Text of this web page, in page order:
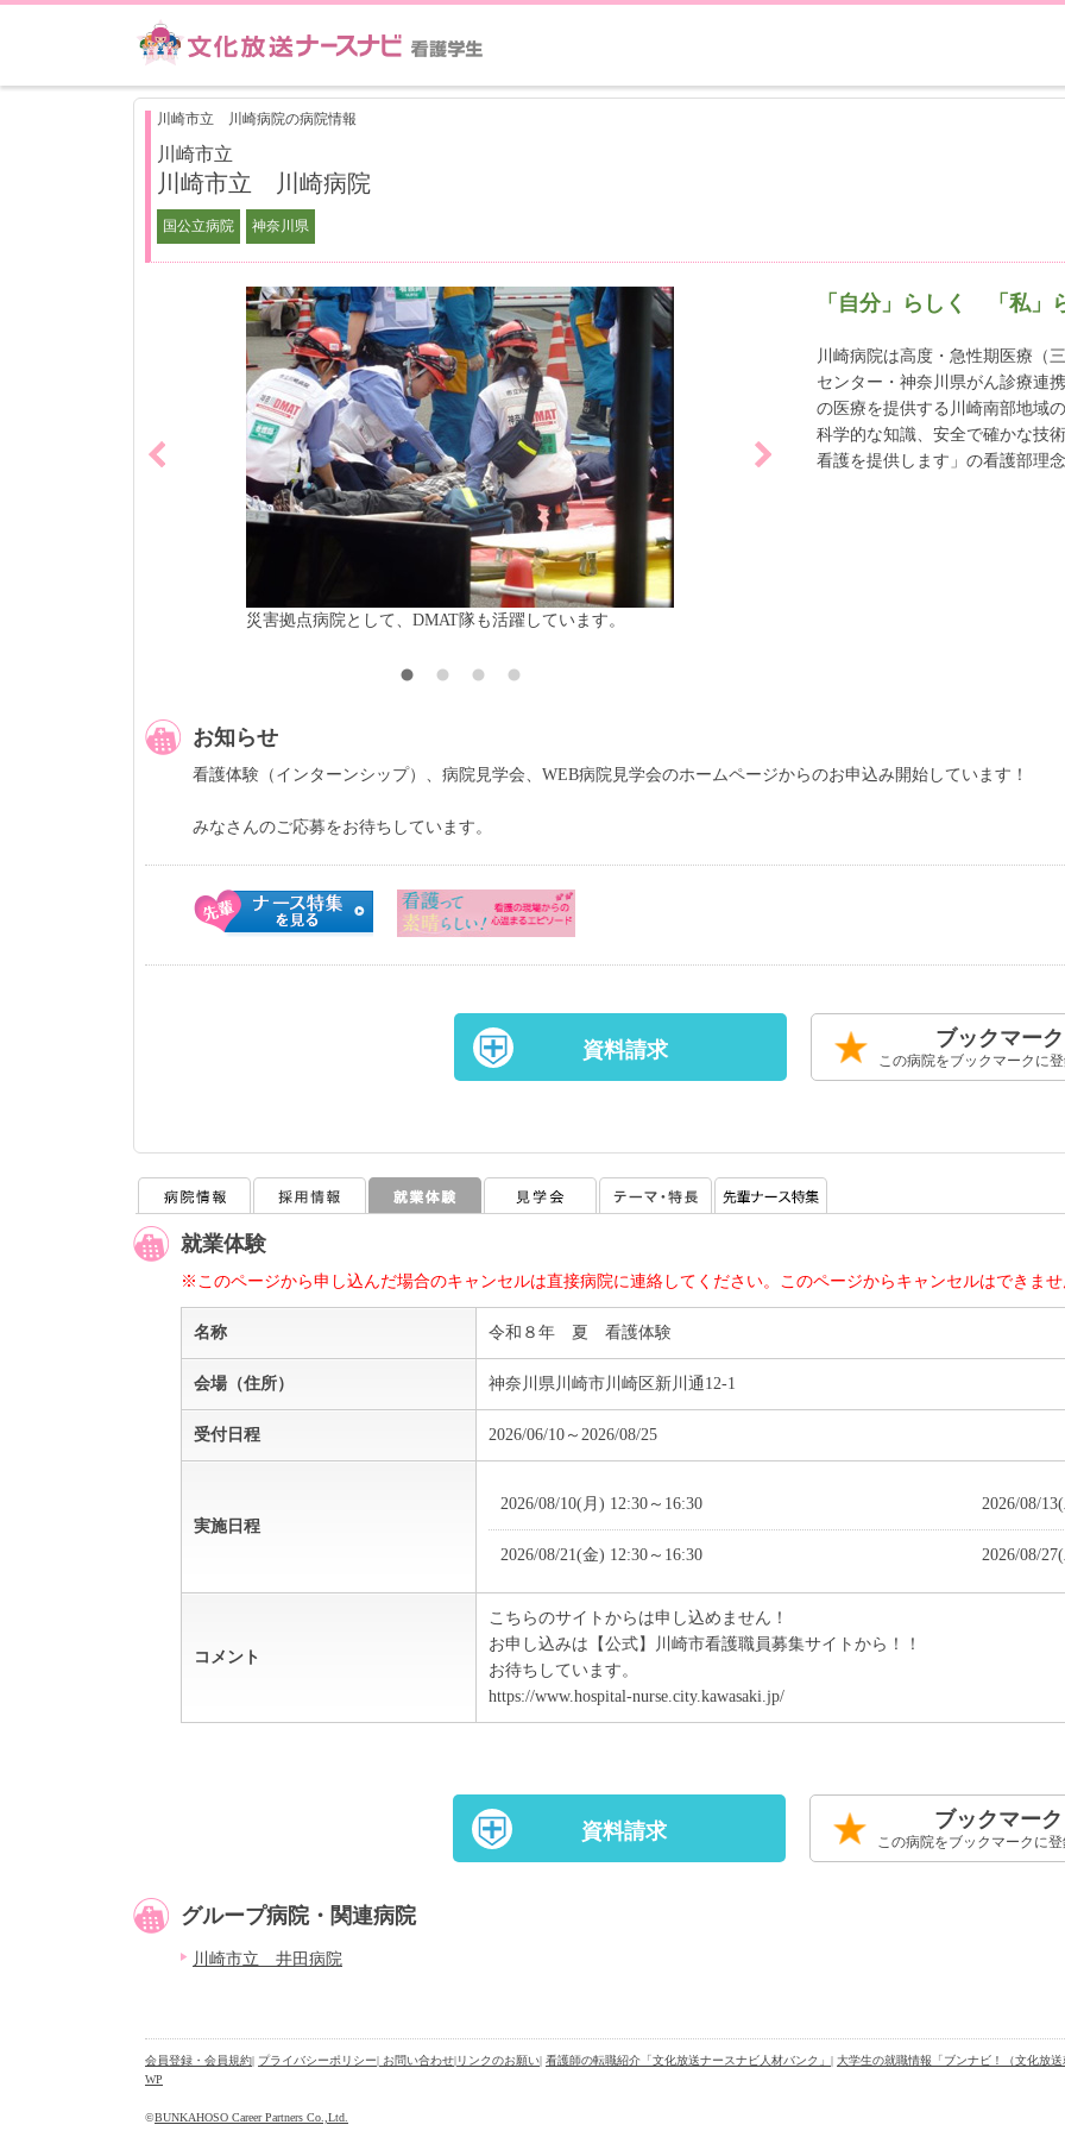
川崎市立 川崎病院の病院情報
川崎市立
川崎市立 川崎病院
国公立病院 神奈川県
として、DMAT隊も活躍しています。 患者さんやご家族に寄り添った看護を提供します
「自分」らしく 「私」
川崎病院は高度・急性期医療（
センター・神奈川県がん診療連
の医療を提供する川崎南部地域
科学的な知識、安全で確かな技
看護を提供します」の看護部理
お知らせ
看護体験（インターンシップ）、病院見学会、WEB病院見学会のホームページからのお申込み開始しています！
みなさんのご応募をお待ちしています。
資料請求 ブックマーク
この病院をブックマークに
就業体験
※このページから申し込んだ場合のキャンセルは直接病院に連絡してください。このページからキャンセルはできませ
名称 令和８年 夏 看護体験
会場（住所） 神奈川県川崎市川崎区新川通12-1
受付日程 2026/06/10～2026/08/25
実施日程
2026/08/10(月) 12:30～16:30 2026/08/
2026/08/21(金) 12:30～16:30 2026/08/
コメント
こちらのサイトからは申し込めません！
お申し込みは【公式】川崎市看護職員募集サイトから！！
お待ちしています。
https://www.hospital-nurse.city.kawasaki.jp/
資料請求 ブックマーク
この病院をブックマークに
グループ病院・関連病院
川崎市立 井田病院
会員登録・会員規約| プライバシーポリシー| お問い合わせ|リンクのお願い| 看護師の転職紹介「文化放送ナースナビ人材バンク」 | 大学生の就職情報「ブンナビ！（文化放送
WP
©BUNKAHOSO Career Partners Co.,Ltd.